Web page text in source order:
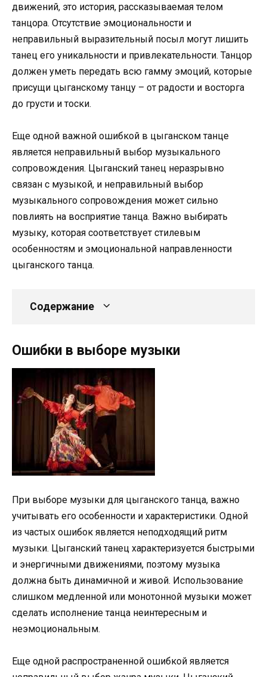
движений, это история, рассказываемая телом
танцора. Отсутствие эмоциональности и
неправильный выразительный посыл могут лишить
танец его уникальности и привлекательности. Танцор
должен уметь передать всю гамму эмоций, которые
присущи цыганскому танцу – от радости и восторга
до грусти и тоски.
Еще одной важной ошибкой в цыганском танце
является неправильный выбор музыкального
сопровождения. Цыганский танец неразрывно
связан с музыкой, и неправильный выбор
музыкального сопровождения может сильно
повлиять на восприятие танца. Важно выбирать
музыку, которая соответствует стилевым
особенностям и эмоциональной направленности
цыганского танца.
Содержание
Ошибки в выборе музыки
При выборе музыки для цыганского танца, важно
учитывать его особенности и характеристики. Одной
из частых ошибок является неподходящий ритм
музыки. Цыганский танец характеризуется быстрыми
и энергичными движениями, поэтому музыка
должна быть динамичной и живой. Использование
слишком медленной или монотонной музыки может
сделать исполнение танца неинтересным и
неэмоциональным.
Еще одной распространенной ошибкой является